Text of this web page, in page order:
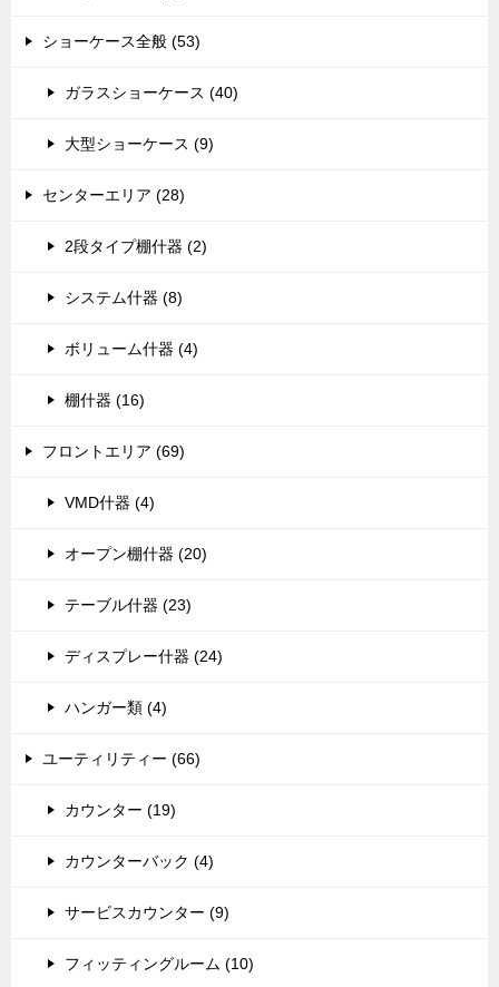
ショーケース全般 (53)
ガラスショーケース (40)
大型ショーケース (9)
センターエリア (28)
2段タイプ棚什器 (2)
システム什器 (8)
ボリューム什器 (4)
棚什器 (16)
フロントエリア (69)
VMD什器 (4)
オープン棚什器 (20)
テーブル什器 (23)
ディスプレー什器 (24)
ハンガー類 (4)
ユーティリティー (66)
カウンター (19)
カウンターバック (4)
サービスカウンター (9)
フィッティングルーム (10)